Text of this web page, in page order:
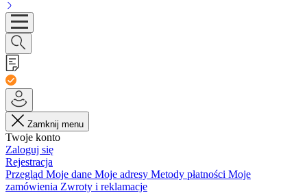
Zamknij menu
Twoje konto
Zaloguj się
Rejestracja
Przegląd Moje dane Moje adresy Metody płatności Moje
zamówienia Zwroty i reklamacje